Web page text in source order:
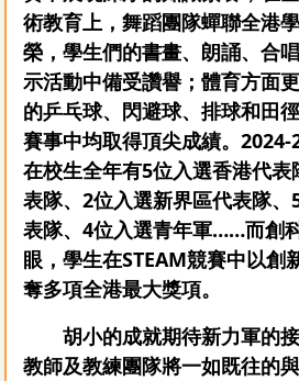
術教育上，舞蹈團隊蟬聯全港
榮，學生們的書畫、朗誦、合
示活動中備受讚譽；體育方面
的乒乓球、閃避球、排球和田
賽事中均取得頂尖成績。
在校生全年有5位入選香港代
表隊、2位入選新界區代表隊
表隊、4位入選青年軍……而創
眼，學生在STEAM競賽中以創
奪多項全港最大獎項。
胡小的成就期待新力軍的
教師及教練團隊將一如既往的